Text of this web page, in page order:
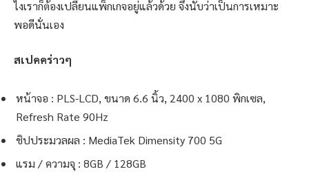
ไงเราก็ต้องเปลี่ยนแพ็กเกจอยู่แล้วด้วย จึงนับว่าเป็นการเหมาะ
พอดีนั่นเอง
สเปคคร่าวๆ
หน้าจอ : PLS-LCD, ขนาด 6.6 นิ้ว, 2400 x 1080 พิกเซล,
Refresh Rate 90Hz
ชิปประมวลผล : MediaTek Dimensity 700 5G
แรม / ความจุ : 8GB / 128GB